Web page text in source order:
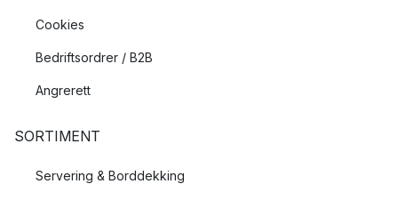
Cookies
Bedriftsordrer / B2B
Angrerett
SORTIMENT
Servering & Borddekking